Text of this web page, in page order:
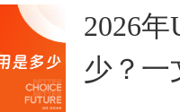
2026
少？一